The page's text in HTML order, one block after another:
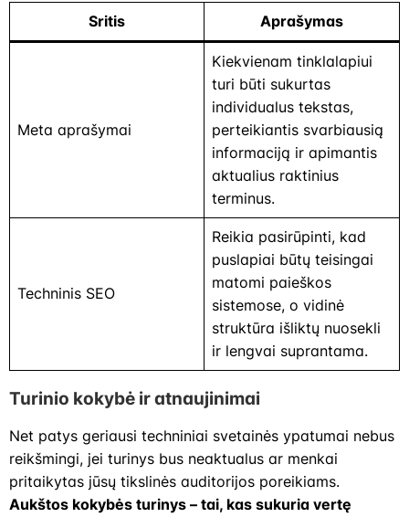
Sritis Aprašymas
Meta aprašymai
Kiekvienam tinklalapiui
turi būti sukurtas
individualus tekstas,
perteikiantis svarbiausią
informaciją ir apimantis
aktualius raktinius
terminus.
Techninis SEO
Reikia pasirūpinti, kad
puslapiai būtų teisingai
matomi paieškos
sistemose, o vidinė
struktūra išliktų nuosekli
ir lengvai suprantama.
Turinio kokybė ir atnaujinimai
Net patys geriausi techniniai svetainės ypatumai nebus
reikšmingi, jei turinys bus neaktualus ar menkai
pritaikytas jūsų tikslinės auditorijos poreikiams.
Aukštos kokybės turinys – tai, kas sukuria vertę